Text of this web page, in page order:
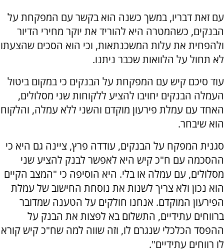
עם זאת דבריו, במשך כשנה הוא בקשר עם המפקחת על
הבנקים, כשהמטרה היא להוריד את יוקר מחירי הדיור
ולהפחית את עלות המשכנתאות, וכי הוא הסכים שהצעתו
לא תחול על הלוואות שכבר ניתנו.
עוד סיכם קיש עם המפקחת על הבנקים כי במקום ביטול
העמלה הבנקים יחויבו להציע ללקוחות שני מסלולים,
האחד עם עמלת פירעון מוקדם והשני ללא עמלה, והלקוח
הוא שיבחר.
סגנית המפקח על הבנקים, עודדה פרץ, ציינה גם היא כי
ההסכמה עם ח"כ קיש היא לאפשר לבנק להציע שני
מסלולים, עם עמלה או בלי. היא הוסיפה כי "המצב הקיים
הוא נכון ולא צריך לשנות את נוסחת החישוב של עמלת
הפירעון המוקדם. אנחנו חולקים על הטענה שמדובר
ברווחים עתידיים, התשלום בא לפצות את הבנק על
ההפסד הכלכלי שנגרם לו, וזה שווה למה שח"כ קיש קורא
לו רווחים עתידיים".